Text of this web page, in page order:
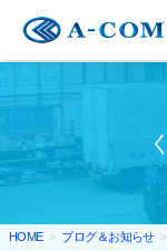
HOME ブログ＆お知らせ